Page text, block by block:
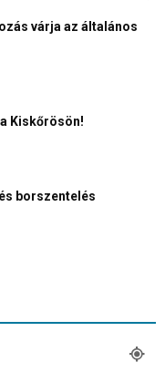
várja az általános
Kiskőrösön!
borszentelés